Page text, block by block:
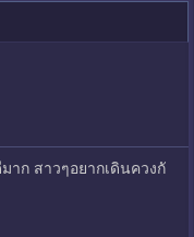
ก สาวๆอยากเดินควงกั